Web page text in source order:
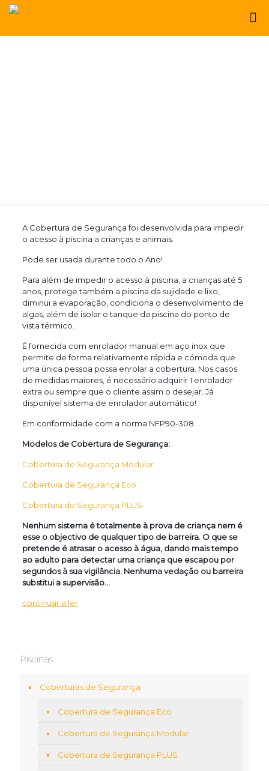
A Cobertura de Segurança foi desenvolvida para impedir
o acesso à piscina a crianças e animais.
Pode ser usada durante todo o Ano!
Para além de impedir o acesso à piscina, a crianças até 5
anos, protege também a piscina da sujidade e lixo,
diminui a evaporação, condiciona o desenvolvimento de
algas, além de isolar o tanque da piscina do ponto de
vista térmico.
É fornecida com enrolador manual em aço inox que
permite de forma relativamente rápida e cómoda que
uma única pessoa possa enrolar a cobertura. Nos casos
de medidas maiores, é necessário adquirir 1 enrolador
extra ou sempre que o cliente assim o desejar. Já
disponível sistema de enrolador automático!
Em conformidade com a norma NFP90-308.
Modelos de Cobertura de Segurança:
Cobertura de Segurança Modular
Cobertura de Segurança Eco
Cobertura de Segurança PLUS
Nenhum sistema é totalmente à prova de criança nem é
esse o objectivo de qualquer tipo de barreira. O que se
pretende é atrasar o acesso à água, dando mais tempo
ao adulto para detectar uma criança que escapou por
segundos à sua vigilância. Nenhuma vedação ou barreira
substitui a supervisão…
continuar a ler
Piscinas
Coberturas de Segurança
Cobertura de Segurança Eco
Cobertura de Segurança Modular
Cobertura de Segurança PLUS